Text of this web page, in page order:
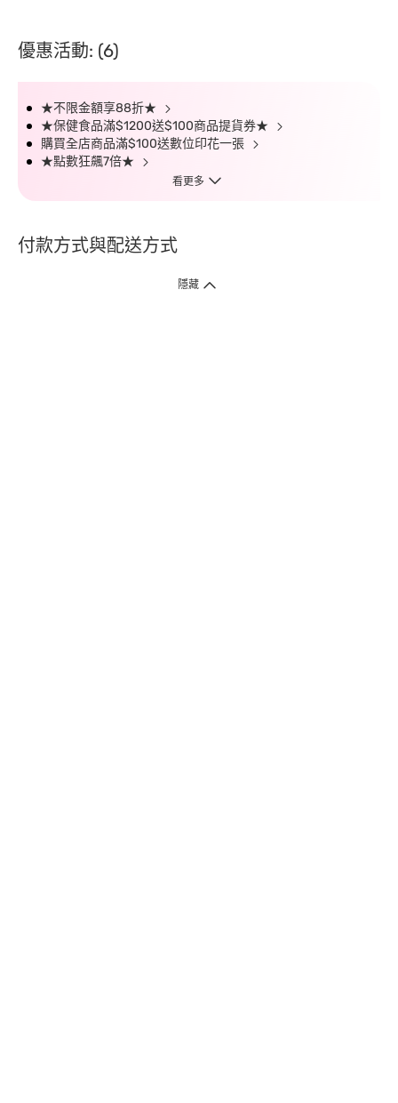
優惠活動: (6)
★不限金額享88折★
★保健食品滿$1200送$100商品提貨券★
購買全店商品滿$100送數位印花一張
★點數狂飆7倍★
看更多
付款方式與配送方式
隱藏